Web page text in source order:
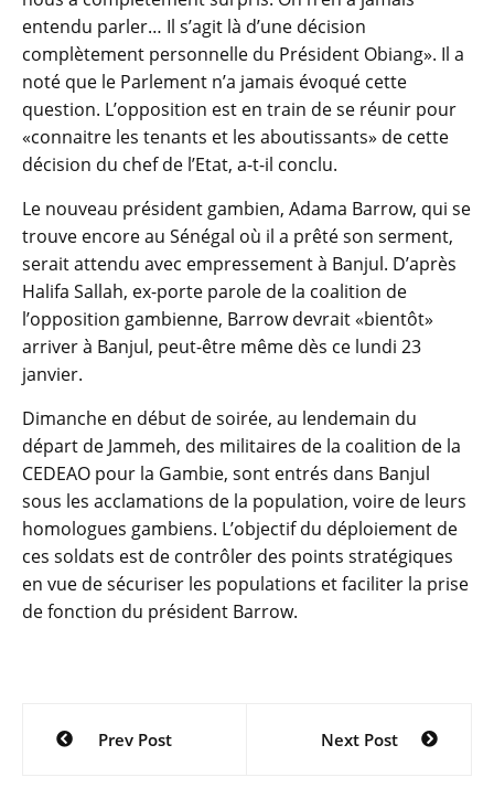
entendu parler… Il s’agit là d’une décision
complètement personnelle du Président Obiang». Il a
noté que le Parlement n’a jamais évoqué cette
question. L’opposition est en train de se réunir pour
«connaitre les tenants et les aboutissants» de cette
décision du chef de l’Etat, a-t-il conclu.
Le nouveau président gambien, Adama Barrow, qui se
trouve encore au Sénégal où il a prêté son serment,
serait attendu avec empressement à Banjul. D’après
Halifa Sallah, ex-porte parole de la coalition de
l’opposition gambienne, Barrow devrait «bientôt»
arriver à Banjul, peut-être même dès ce lundi 23
janvier.
Dimanche en début de soirée, au lendemain du
départ de Jammeh, des militaires de la coalition de la
CEDEAO pour la Gambie, sont entrés dans Banjul
sous les acclamations de la population, voire de leurs
homologues gambiens. L’objectif du déploiement de
ces soldats est de contrôler des points stratégiques
en vue de sécuriser les populations et faciliter la prise
de fonction du président Barrow.
Navigation
Prev Post Next Post